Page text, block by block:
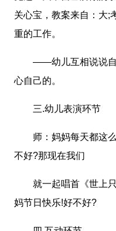
关心宝，教案来自：大;
重的工作。
——幼儿互相说说自
心自己的。
三.幼儿表演环节
师：妈妈每天都这么
不好?那现在我们
就一起唱首《世上只
妈节日快乐!好不好?